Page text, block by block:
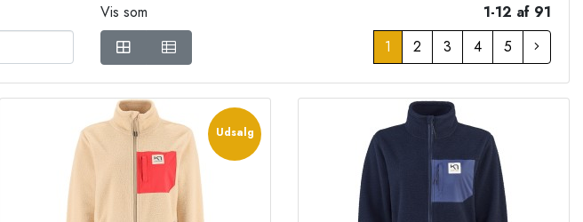
Vis som
1-12 af 91
1
2 3 4 5
Udsalg